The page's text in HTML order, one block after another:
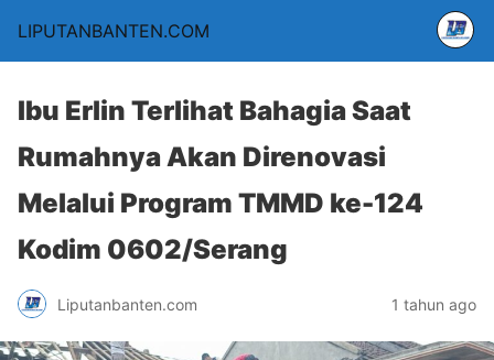
LIPUTANBANTEN.COM
Ibu Erlin Terlihat Bahagia Saat
Rumahnya Akan Direnovasi
Melalui Program TMMD ke-124
Kodim 0602/Serang
Liputanbanten.com 1 tahun ago